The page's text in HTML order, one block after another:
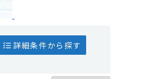
詳細条件から探す